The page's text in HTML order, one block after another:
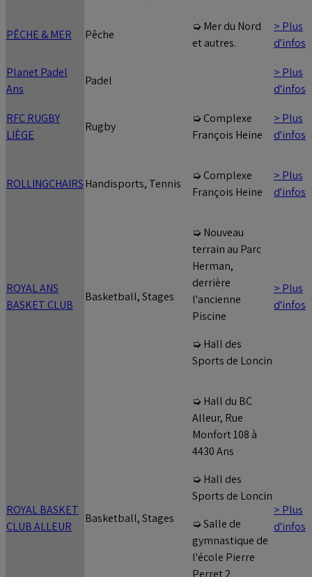
PÊCHE & MER Pêche
➭ Mer du Nord
et autres.
> Plus
d'infos
Planet Padel
Ans
Padel
> Plus
d'infos
RFC RUGBY
LIÈGE
Rugby
➭ Complexe
François Heine
> Plus
d'infos
ROLLINGCHAIRSHandisports, Tennis
➭ Complexe
François Heine
> Plus
d'infos
ROYAL ANS
BASKET CLUB
Basketball, Stages
➭ Nouveau
terrain au Parc
Herman,
derrière
l'ancienne
Piscine
➭ Hall des
Sports de Loncin
> Plus
d'infos
ROYAL BASKET
CLUB ALLEUR
Basketball, Stages
➭ Hall du BC
Alleur, Rue
Monfort 108 à
4430 Ans
➭ Hall des
Sports de Loncin
➭ Salle de
gymnastique de
l'école Pierre
Perret 2
> Plus
d'infos